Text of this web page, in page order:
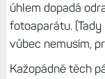
úhlem dopadá
fotoaparátu.
vůbec nemusím,
Kažopádně těch